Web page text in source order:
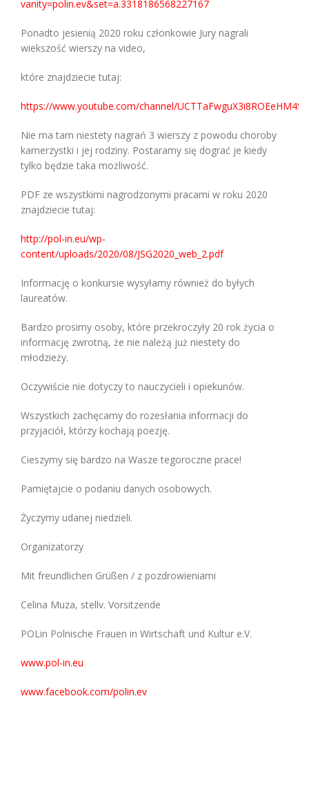
vanity=polin.ev&set=a.3318186568227167
Ponadto jesienią 2020 roku członkowie Jury nagrali
wiekszość wierszy na video,
które znajdziecie tutaj:
https://www.youtube.com/channel/
Nie ma tam niestety nagrań 3 wierszy z powodu choroby
kamerzystki i jej rodziny. Postaramy się dograć je kiedy
tylko będzie taka możliwość.
PDF ze wszystkimi nagrodzonymi pracami w roku 2020
znajdziecie tutaj:
http://pol-in.eu/wp-
content/uploads/2020/08/JSG2020_web_2.pdf
Informację o konkursie wysyłamy również do byłych
laureatów.
Bardzo prosimy osoby, które przekroczyły 20 rok życia o
informację zwrotną, że nie należą już niestety do
młodzieży.
Oczywiście nie dotyczy to nauczycieli i opiekunów.
Wszystkich zachęcamy do rozesłania informacji do
przyjaciół, którzy kochają poezję.
Cieszymy się bardzo na Wasze tegoroczne prace!
Pamiętajcie o podaniu danych osobowych.
Życzymy udanej niedzieli.
Organizatorzy
Mit freundlichen Grüßen / z pozdrowieniami
Celina Muza, stellv. Vorsitzende
POLin Polnische Frauen in Wirtschaft und Kultur e.V.
www.pol-in.eu
www.facebook.com/polin.ev